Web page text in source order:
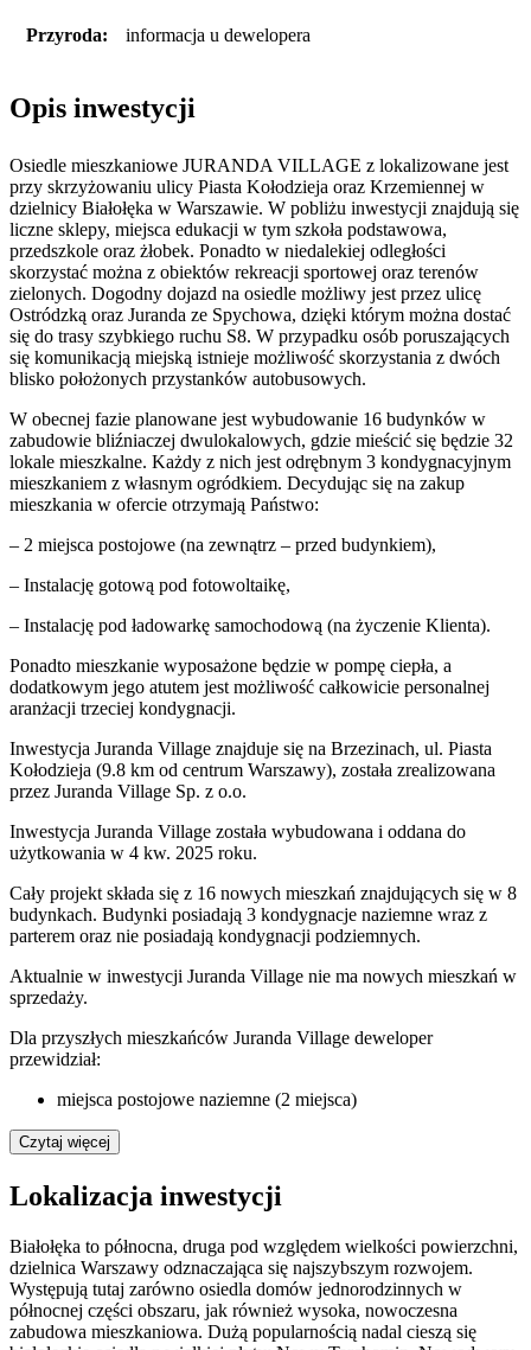
Przyroda: informacja u dewelopera
Opis inwestycji
Osiedle mieszkaniowe JURANDA VILLAGE z lokalizowane jest
przy skrzyżowaniu ulicy Piasta Kołodzieja oraz Krzemiennej w
dzielnicy Białołęka w Warszawie. W pobliżu inwestycji znajdują się
liczne sklepy, miejsca edukacji w tym szkoła podstawowa,
przedszkole oraz żłobek. Ponadto w niedalekiej odległości
skorzystać można z obiektów rekreacji sportowej oraz terenów
zielonych. Dogodny dojazd na osiedle możliwy jest przez ulicę
Ostródzką oraz Juranda ze Spychowa, dzięki którym można dostać
się do trasy szybkiego ruchu S8. W przypadku osób poruszających
się komunikacją miejską istnieje możliwość skorzystania z dwóch
blisko położonych przystanków autobusowych.
W obecnej fazie planowane jest wybudowanie 16 budynków w
zabudowie bliźniaczej dwulokalowych, gdzie mieścić się będzie 32
lokale mieszkalne. Każdy z nich jest odrębnym 3 kondygnacyjnym
mieszkaniem z własnym ogródkiem. Decydując się na zakup
mieszkania w ofercie otrzymają Państwo:
– 2 miejsca postojowe (na zewnątrz – przed budynkiem),
– Instalację gotową pod fotowoltaikę,
– Instalację pod ładowarkę samochodową (na życzenie Klienta).
Ponadto mieszkanie wyposażone będzie w pompę ciepła, a
dodatkowym jego atutem jest możliwość całkowicie personalnej
aranżacji trzeciej kondygnacji.
Inwestycja Juranda Village znajduje się na Brzezinach, ul. Piasta
Kołodzieja (9.8 km od centrum Warszawy), została zrealizowana
przez Juranda Village Sp. z o.o.
Inwestycja Juranda Village została wybudowana i oddana do
użytkowania w 4 kw. 2025 roku.
Cały projekt składa się z 16 nowych mieszkań znajdujących się w 8
budynkach. Budynki posiadają 3 kondygnacje naziemne wraz z
parterem oraz nie posiadają kondygnacji podziemnych.
Aktualnie w inwestycji Juranda Village nie ma nowych mieszkań w
sprzedaży.
Dla przyszłych mieszkańców Juranda Village deweloper
przewidział:
miejsca postojowe naziemne (2 miejsca)
Czytaj więcej
Lokalizacja inwestycji
Białołęka to północna, druga pod względem wielkości powierzchni,
dzielnica Warszawy odznaczająca się najszybszym rozwojem.
Występują tutaj zarówno osiedla domów jednorodzinnych w
północnej części obszaru, jak również wysoka, nowoczesna
zabudowa mieszkaniowa. Dużą popularnością nadal cieszą się